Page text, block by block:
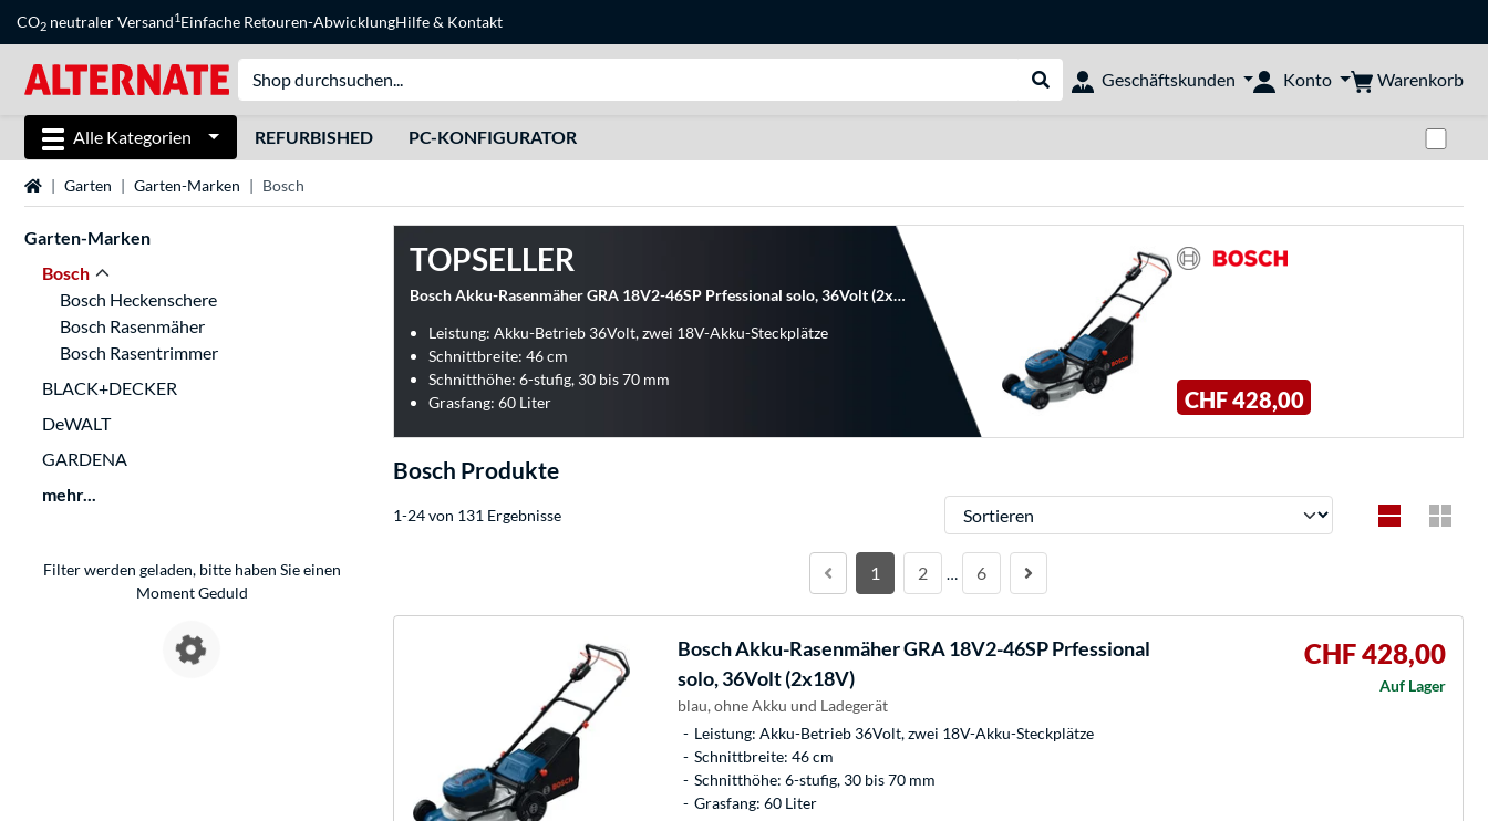
CO2 neutraler Versand1Einfache Retouren-AbwicklungHilfe& Kontakt
Suche durchführen
Geschäftskunden Konto Warenkorb
Alle Kategorien REFURBISHED PC-KONFIGURATOR
StartseiteGarten Garten-Marken Bosch
Garten-Marken
Bosch
Bosch Heckenschere
Bosch Rasenmäher
Bosch Rasentrimmer
BLACK+DECKER
DeWALT
GARDENA
mehr...
Filter werden geladen, bitte haben Sie einen
Moment Geduld
TOPSELLER
Bosch Akku-Rasenmäher GRA 18V2-46SP Prfessional solo, 36Volt (2x18V)
Leistung: Akku-Betrieb 36Volt, zwei 18V-Akku-Steckplätze
Schnittbreite: 46 cm
Schnitthöhe: 6-stufig, 30 bis 70 mm
Grasfang: 60 Liter
CHF 428,00
Bosch Produkte
1-24 von 131 Ergebnisse Sortieren
1 2 … 6
BoschAkku-Rasenmäher GRA 18V2-46SP Prfessional
solo, 36Volt (2x18V)
blau, ohne Akku und Ladegerät
Leistung: Akku-Betrieb 36Volt, zwei 18V-Akku-Steckplätze
Schnittbreite: 46 cm
Schnitthöhe: 6-stufig, 30 bis 70 mm
Grasfang: 60 Liter
CHF 428,00
Auf Lager